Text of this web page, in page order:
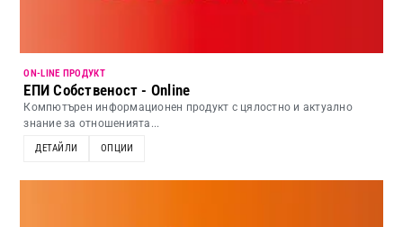
ON-LINE ПРОДУКТ
ЕПИ Собственост - Online
Компютърен информационен продукт с цялостно и актуално
знание за отношенията...
ДЕТАЙЛИ ОПЦИИ